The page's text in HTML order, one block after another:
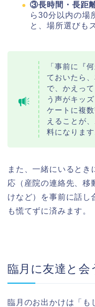
③長時間・長距
ら30分以内の場
と、場所選びも
「事前に『
ておいたら
で、かえっ
う声がキッ
ケートに複
えることが
料になります
また、一緒にいるとき
応（産院の連絡先、移
けなど）を事前に話し
も慌てずに済みます。
臨月に友達と会
臨月のお出かけは「も